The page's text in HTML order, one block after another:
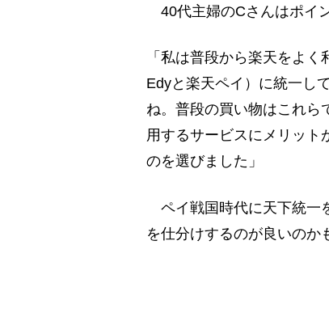
40代主婦のCさんはポイ
「私は普段から楽天をよ
Edyと楽天ペイ）に統一し
ね。普段の買い物はこれら
用するサービスにメリット
のを選びました」
ペイ戦国時代に天下統一
を仕分けするのが良いのか